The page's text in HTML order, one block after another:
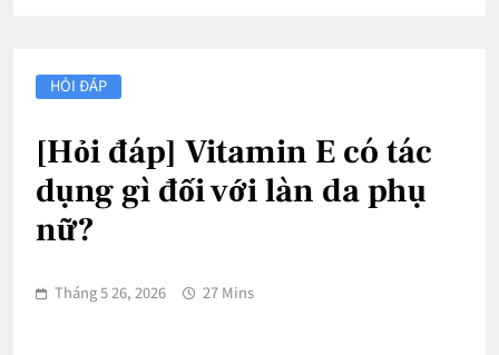
HỎI ĐÁP
[Hỏi đáp] Vitamin E có tác
dụng gì đối với làn da phụ
nữ?
Tháng 5 26, 2026 27 Mins